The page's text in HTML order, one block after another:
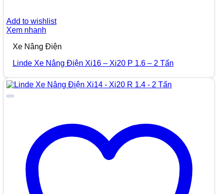
Add to wishlist
Xem nhanh
Xe Nâng Điện
Linde Xe Nâng Điện Xi16 – Xi20 P 1.6 – 2 Tấn